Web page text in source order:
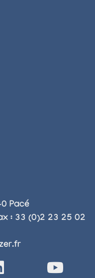
Pacé
: 33 (0)2 23 25 02